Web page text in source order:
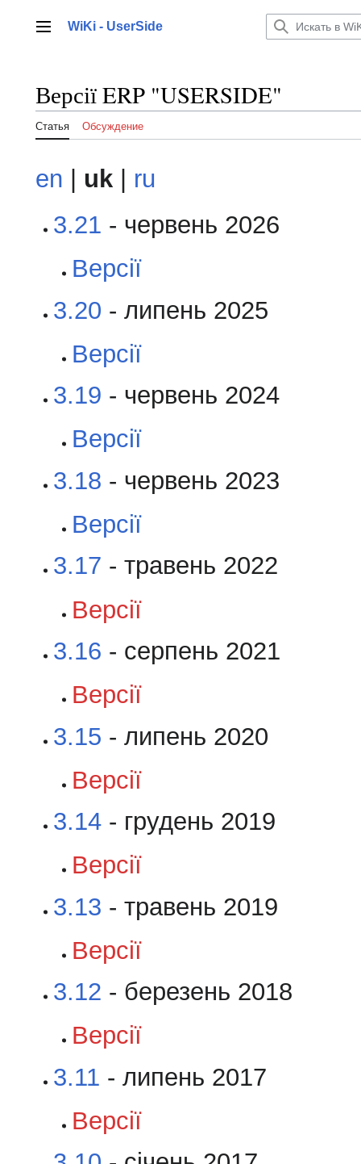
содержаниюГлавное меню
WiKi - UserSide
Версії ERP "USERSIDE"
Статья Обсуждение
en uk
ru
3.21 - червень 2026
Версії
3.20 - липень 2025
Версії
3.19 - червень 2024
Версії
3.18 - червень 2023
Версії
3.17 - травень 2022
Версії
3.16 - серпень 2021
Версії
3.15 - липень 2020
Версії
3.14 - грудень 2019
Версії
3.13 - травень 2019
Версії
3.12 - березень 2018
Версії
3.11 - липень 2017
Версії